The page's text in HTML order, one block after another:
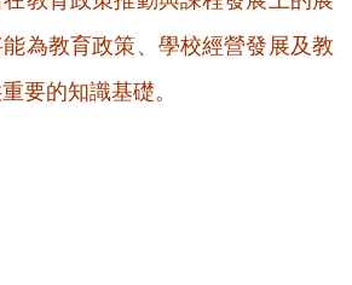
為教育政策、學校經營發展及教
要的知識基礎。